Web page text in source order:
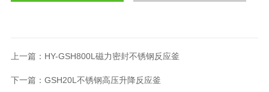
上一篇： HY-GSH800L磁力密封不锈钢反应釜
下一篇： GSH20L不锈钢高压升降反应釜